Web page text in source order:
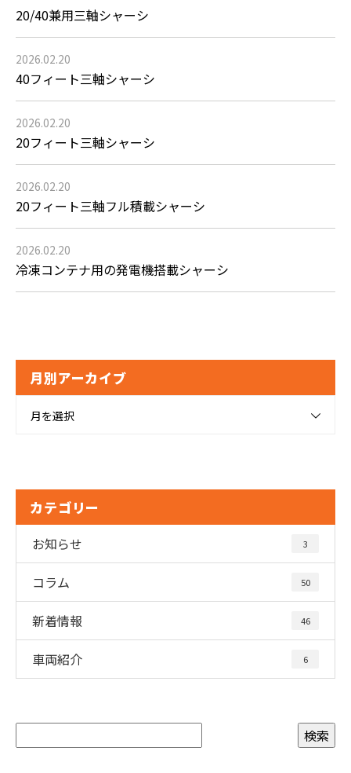
20/40兼用三軸シャーシ
2026.02.20
40フィート三軸シャーシ
2026.02.20
20フィート三軸シャーシ
2026.02.20
20フィート三軸フル積載シャーシ
2026.02.20
冷凍コンテナ用の発電機搭載シャーシ
月別アーカイブ
月を選択
カテゴリー
お知らせ 3
コラム 50
新着情報 46
車両紹介 6